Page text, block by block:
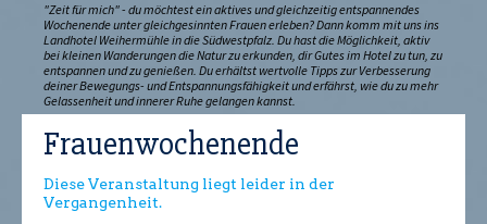
"Zeit für mich" - du möchtest ein aktives und gleichzeitig entspannendes
Wochenende unter gleichgesinnten Frauen erleben? Dann komm mit uns ins
Landhotel Weihermühle in die Südwestpfalz. Du hast die Möglichkeit, aktiv
bei kleinen Wanderungen die Natur zu erkunden, dir Gutes im Hotel zu tun, zu
entspannen und zu genießen. Du erhältst wertvolle Tipps zur Verbesserung
deiner Bewegungs- und Entspannungsfähigkeit und erfährst, wie du zu mehr
Gelassenheit und innerer Ruhe gelangen kannst.
Frauenwochenende
Diese Veranstaltung liegt leider in der
Vergangenheit.